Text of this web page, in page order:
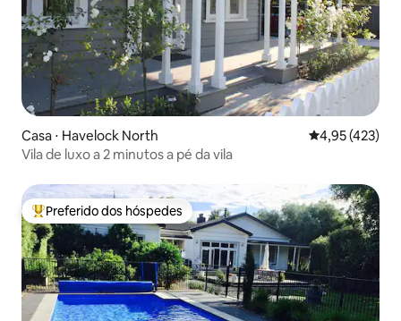
Casa ⋅ Havelock North 4,95 de uma
4,95 (423)
Vila de luxo a 2 minutos a pé da vila
Entre os melhores preferidos dos hóspedes
Preferido dos hóspedes